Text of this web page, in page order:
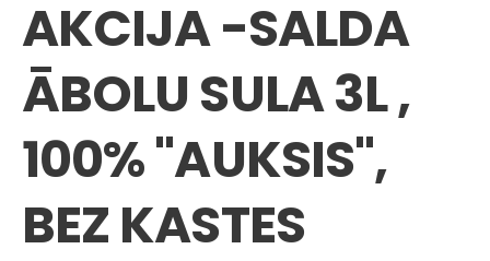
AKCIJA -SALDA
ĀBOLU SULA 3L ,
100% "AUKSIS",
BEZ KASTES